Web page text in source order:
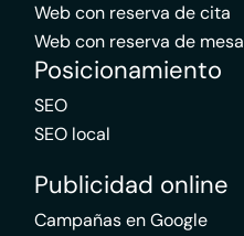
Web con reserva de cita
Web con reserva de mesa
Posicionamiento
SEO
SEO local
Publicidad online
Campañas en Google